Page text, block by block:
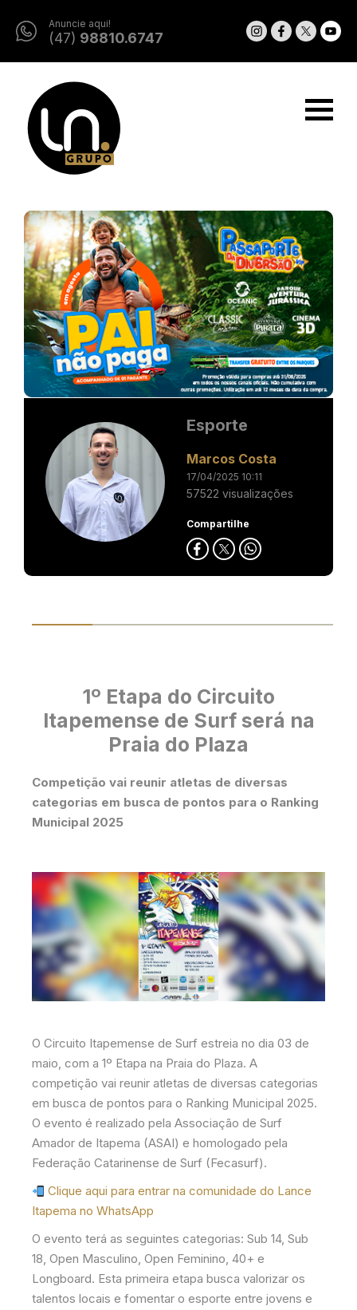
Anuncie aqui!
(47) 98810.6747
Esporte
Marcos Costa
17/04/2025 10:11
57522 visualizações
Compartilhe
1º Etapa do Circuito
Itapemense de Surf será na
Praia do Plaza
Competição vai reunir atletas de diversas
categorias em busca de pontos para o Ranking
Municipal 2025
O Circuito Itapemense de Surf estreia no dia 03 de
maio, com a 1º Etapa na Praia do Plaza. A
competição vai reunir atletas de diversas categorias
em busca de pontos para o Ranking Municipal 2025.
O evento é realizado pela Associação de Surf
Amador de Itapema (ASAI) e homologado pela
Federação Catarinense de Surf (Fecasurf).
Clique aqui para entrar na comunidade do Lance
Itapema no WhatsApp
O evento terá as seguintes categorias: Sub 14, Sub
18, Open Masculino, Open Feminino, 40+ e
Longboard. Esta primeira etapa busca valorizar os
talentos locais e fomentar o esporte entre jovens e